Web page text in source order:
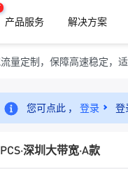
产品服务 解决方案
量定制，保障高速稳定，
您可点此 ， 登录 登
PCS·深圳大带宽·A款